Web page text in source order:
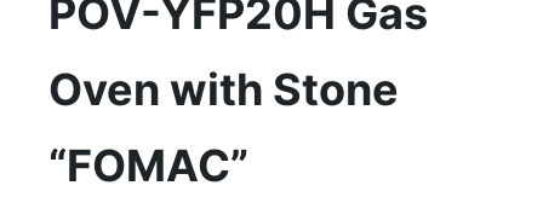
POV-YFP20H Gas
Oven with Stone
“FOMAC”